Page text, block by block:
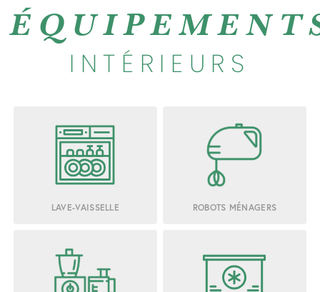
INTÉRIEURS
LAVE-VAISSELLE ROBOTS MÉNAGERS